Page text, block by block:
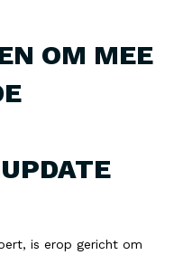
OM MEE
is erop gericht om